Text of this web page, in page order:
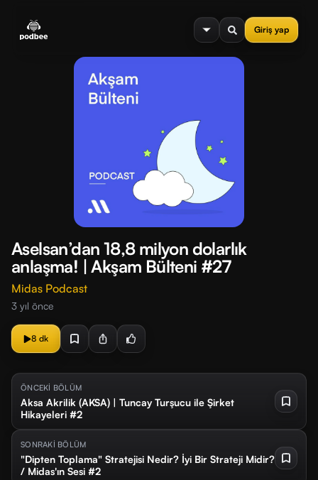
Giriş yap
menu
Aselsan’dan 18,8 milyon dolarlık
anlaşma! | Akşam Bülteni #27
Midas Podcast
3 yıl önce
8 dk
ÖNCEKİ BÖLÜM
Aksa Akrilik (AKSA) | Tuncay Turşucu ile Şirket
Hikayeleri #2
SONRAKİ BÖLÜM
"Dipten Toplama" Stratejisi Nedir? İyi Bir Strateji Midir?
/ Midas'ın Sesi #2